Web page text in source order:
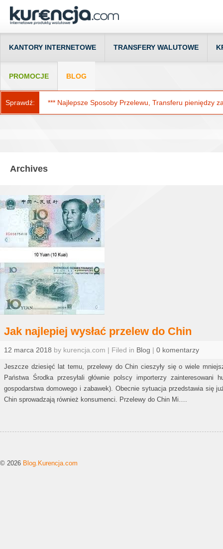
KANTORY INTERNETOWE TRANSFERY WALUTOWE
PROMOCJE BLOG
Sprawdź: *** Najlepsze Sposoby Przelewu, Transferu pieniędzy
Archives
Jak najlepiej wysłać przelew do Chin
12 marca 2018 by kurencja.com | Filed in Blog | 0 komentarzy
Jeszcze dziesięć lat temu, przelewy do Chin cieszyły się o wiele
Państwa Środka przesyłali głównie polscy importerzy zainteresowani
gospodarstwa domowego i zabawek). Obecnie sytuacja przedstawia się
Chin sprowadzają również konsumenci. Przelewy do Chin Mi….
© 2026 Blog.Kurencja.com